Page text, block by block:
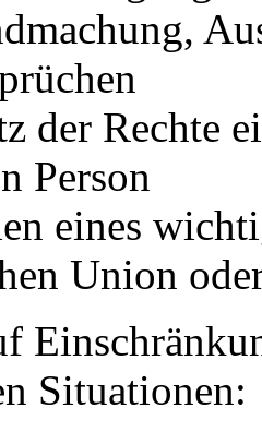
der Rechte
Person
eines
Union
Situationen: